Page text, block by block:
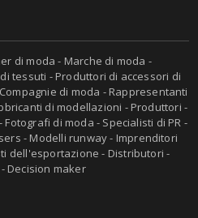
di moda - Marche di moda -
tessuti - Produttori di accessori di
di moda - Rappresentanti
di modellazioni - Produttori -
di moda - Specialisti di PR -
- Modelli runway - Imprenditori
dell'esportazione - Distributori -
Decision maker